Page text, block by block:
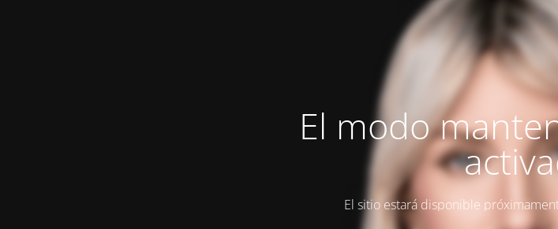
El modo
El sitio estará disponible